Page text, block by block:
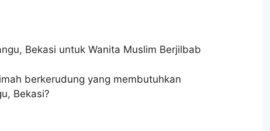
Bekasi untuk Wanita Muslim Berjilbab
berkerudung yang membutuhkan
Bekasi?